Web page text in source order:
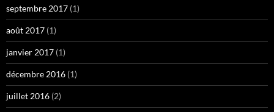
septembre 2017 (1)
août 2017 (1)
janvier 2017 (1)
décembre 2016 (1)
juillet 2016 (2)